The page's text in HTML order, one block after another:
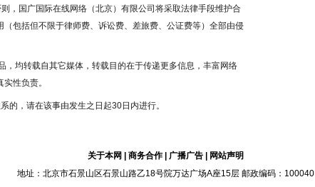
，国广国际在线网络（北京）有限公司将采取法律手段维护合
包括但不限于律师费、诉讼费、差旅费、公证费等）全部由侵
，均转载自其它媒体，转载目的在于传递更多信息，丰富网络
性负责。
的，请在该事由发生之日起30日内进行。
关于本网 商务合作| 广播广告|
网站声明
地址：北京市石景山区石景山路乙18号院万达广场A座15层 邮政编码：100040